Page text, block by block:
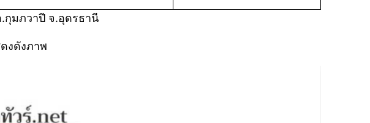
กุมภวาปี จ.อุดรธานี
งดังภาพ